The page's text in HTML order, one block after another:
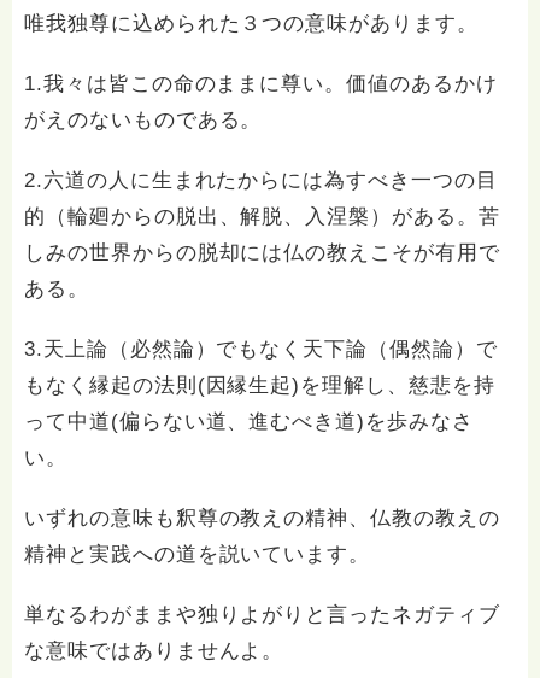
唯我独尊に込められた３つの意味があります。
1.我々は皆この命のままに尊い。価値のあるかけ
がえのないものである。
2.六道の人に生まれたからには為すべき一つの目
的（輪廻からの脱出、解脱、入涅槃）がある。苦
しみの世界からの脱却には仏の教えこそが有用で
ある。
3.天上論（必然論）でもなく天下論（偶然論）で
もなく縁起の法則(因縁生起)を理解し、慈悲を持
って中道(偏らない道、進むべき道)を歩みなさ
い。
いずれの意味も釈尊の教えの精神、仏教の教えの
精神と実践への道を説いています。
単なるわがままや独りよがりと言ったネガティブ
な意味ではありませんよ。